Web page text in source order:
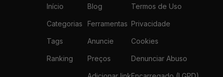
Início
Categorias
Tags
Ranking
Blog
Ferramentas
Anuncie
Preços
Termos de Uso
Privacidade
Cookies
Denunciar Abuso